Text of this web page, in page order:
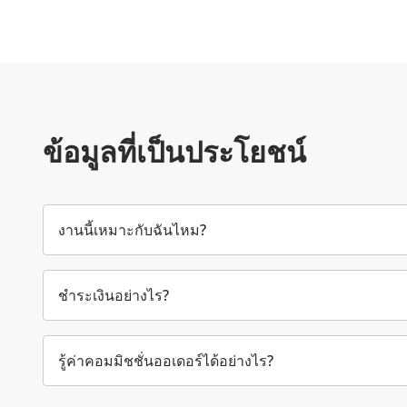
ข้อมูลที่เป็นประโยชน์
งานนี้เหมาะกับฉันไหม?
ชำระเงินอย่างไร?
รู้ค่าคอมมิชชั่นออเดอร์ได้อย่างไร?